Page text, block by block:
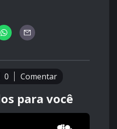
0 Comentar
para você